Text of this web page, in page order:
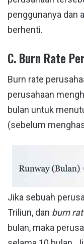
penggunanya dan
berhenti.
C. Burn Rate
Burn rate
perusahaan
bulan untuk
(sebelum
Jika sebuah
Triliun, dan burn
bulan, maka